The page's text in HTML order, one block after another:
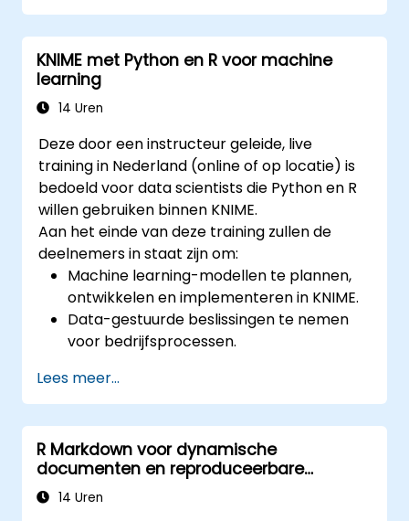
KNIME met Python en R voor machine
learning
14 Uren
Deze door een instructeur geleide, live
training in Nederland (online of op locatie) is
bedoeld voor data scientists die Python en R
willen gebruiken binnen KNIME.
Aan het einde van deze training zullen de
deelnemers in staat zijn om:
Machine learning-modellen te plannen,
ontwikkelen en implementeren in KNIME.
Data-gestuurde beslissingen te nemen
voor bedrijfsprocessen.
voeren.
Lees meer...
R Markdown voor dynamische
documenten en reproduceerbare
rapportage
14 Uren